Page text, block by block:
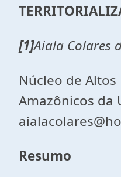
[1]Aiala Colares
Núcleo de Altos
Amazônicos da
Resumo